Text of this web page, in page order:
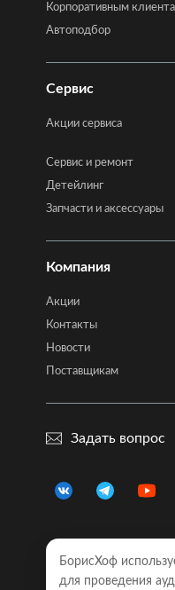
Корпоративным
Автоподбор
Сервис
Акции сервиса
Сервис и ремонт
Детейлинг
Запчасти и аксессуары
Компания
Акции
Контакты
Новости
Поставщикам
Задать вопрос
Правовая
информация
БорисХоф
для проведения